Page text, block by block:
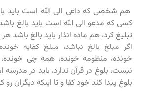
هم شخصی که داعی الی الله است باید
کسی که مدعو الی الله است باید بالغ
تبلیغ کرد، هم ماده انذار باید بالغ باشد
اگر مبلغ بالغ نباشد، مبلغ کفایه
خونده، منظومه خونده، همه چی خونده،
نیست، بلوغ در قرآن ندارد، باید در
بلوغ پیدا کند خود کفا و تا اینکه دیگران